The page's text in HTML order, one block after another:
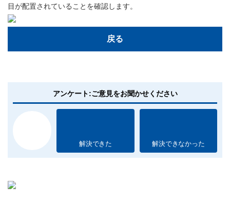
目が配置されていることを確認します。
戻る
アンケート:ご意見をお聞かせください
解決できた 解決できなかった